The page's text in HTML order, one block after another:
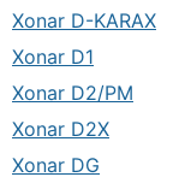
Xonar D-KARAX
Xonar D1
Xonar D2/PM
Xonar D2X
Xonar DG